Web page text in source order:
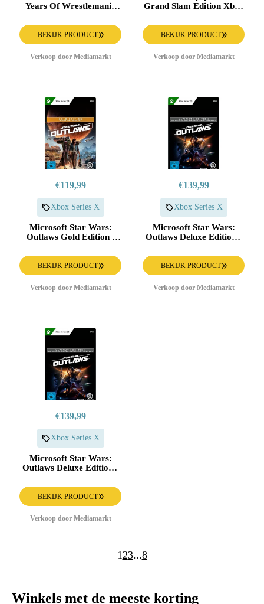
Years Of Wrestlemania
BEKIJK PRODUCT
Verkoop door Mediamarkt
Grand Slam Edition Xbox
BEKIJK PRODUCT
Verkoop door Mediamarkt
€119,99
Xbox Series X
Microsoft Star Wars:
Outlaws Gold Edition -
BEKIJK PRODUCT
Verkoop door Mediamarkt
€139,99
Xbox Series X
Microsoft Star Wars:
Outlaws Deluxe Edition -
BEKIJK PRODUCT
Verkoop door Mediamarkt
€139,99
Xbox Series X
Microsoft Star Wars:
Outlaws Deluxe Edition -
BEKIJK PRODUCT
Verkoop door Mediamarkt
123...8
Winkels met de meeste korting